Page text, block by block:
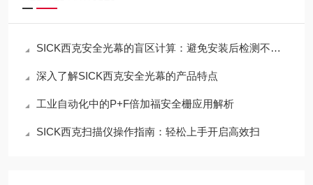
SICK西克安全光幕的盲区计算：避免安装后检测不到手指
深入了解SICK西克安全光幕的产品特点
工业自动化中的P+F倍加福安全栅应用解析
SICK西克扫描仪操作指南：轻松上手开启高效扫